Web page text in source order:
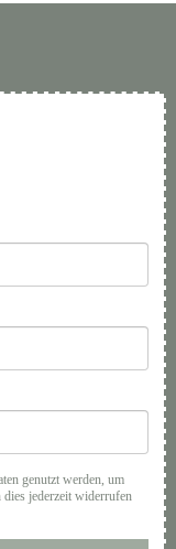
genutzt werden, um
jederzeit widerrufen